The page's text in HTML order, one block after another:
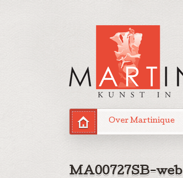
Over Martinique
MA00727SB-web